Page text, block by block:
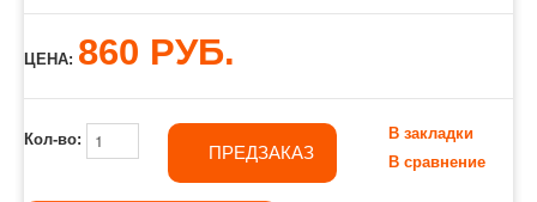
ЦЕНА: 860 РУБ.
Кол-во:
ПРЕДЗАКАЗ
В закладки
В сравнение